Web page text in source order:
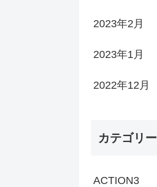
2023年2月
2023年1月
2022年12月
カテゴリー
ACTION3